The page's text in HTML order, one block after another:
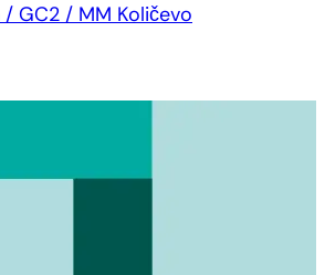
GC2 / MM Količevo